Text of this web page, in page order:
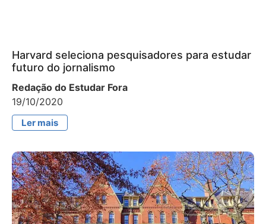
Harvard seleciona pesquisadores para estudar
futuro do jornalismo
Redação do Estudar Fora
19/10/2020
Ler mais